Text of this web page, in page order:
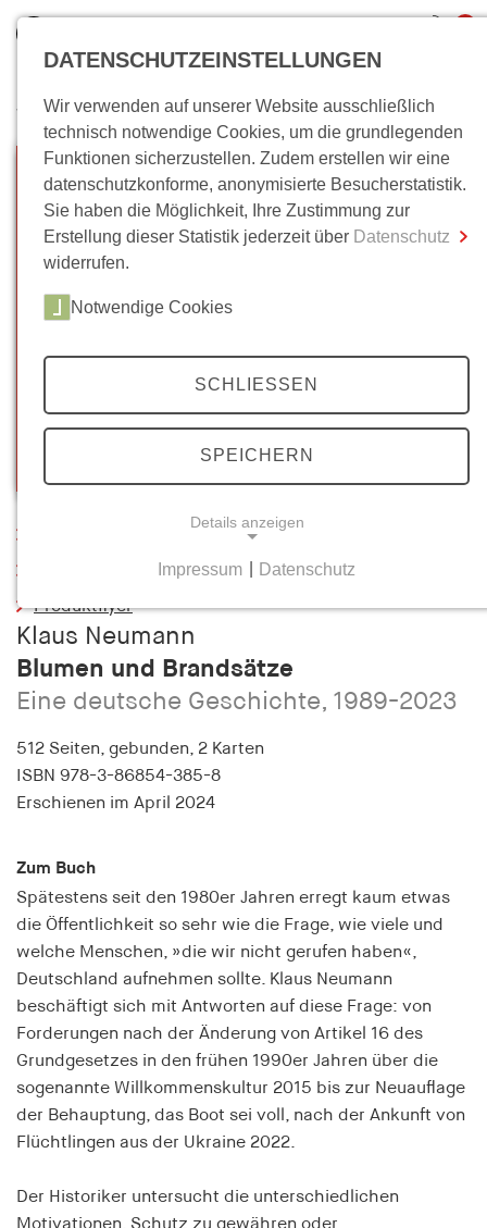
inkl. MwSt.
0,00 €
Zum Warenkorb Zur Kasse
Wo bin ich?
Inhaltsverzeichnis
Produktflyer
Klaus Neumann
Blumen und Brandsätze
Eine deutsche Geschichte, 1989-2023
512 Seiten, gebunden, 2 Karten
ISBN 978-3-86854-385-8
Erschienen im April 2024
Zum Buch
Spätestens seit den 1980er Jahren erregt kaum etwas
die Öffentlichkeit so sehr wie die Frage, wie viele und
welche Menschen, »die wir nicht gerufen haben«,
Deutschland aufnehmen sollte. Klaus Neumann
beschäftigt sich mit Antworten auf diese Frage: von
Forderungen nach der Änderung von Artikel 16 des
Grundgesetzes in den frühen 1990er Jahren über die
sogenannte Willkommenskultur 2015 bis zur Neuauflage
der Behauptung, das Boot sei voll, nach der Ankunft von
Flüchtlingen aus der Ukraine 2022.
Der Historiker untersucht die unterschiedlichen
DATENSCHUTZEINSTELLUNGEN
Wir verwenden auf unserer Website ausschließlich
technisch notwendige Cookies, um die grundlegenden
Funktionen sicherzustellen. Zudem erstellen wir eine
datenschutzkonforme, anonymisierte Besucherstatistik.
Sie haben die Möglichkeit, Ihre Zustimmung zur
Erstellung dieser Statistik jederzeit über Datenschutz
widerrufen.
Notwendige Cookies
SCHLIESSEN
SPEICHERN
Details anzeigen
Notwendige Cookies helfen dabei, eine Webseite
nutzbar zu machen, indem sie Grundfunktionen
wie Seitennavigation und Zugriff auf sichere
Bereiche der Webseite ermöglichen. Die Webseite
funktionieren.
cookie_consent
cookie_consent
hamburger-edition.de
Zweck:
Speichert den Zustimmungsstatus des Benutzers
für Cookies auf der aktuellen Domäne.
Cookie Laufzeit:
1 Jahr
fe_typo_user
Name:
fe_typo_user
Impressum Datenschutz